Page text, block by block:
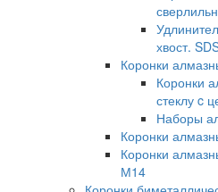
хвост.
Коронки
Коронки
стеклу c
Наборы
Коронки
Коронки
М14